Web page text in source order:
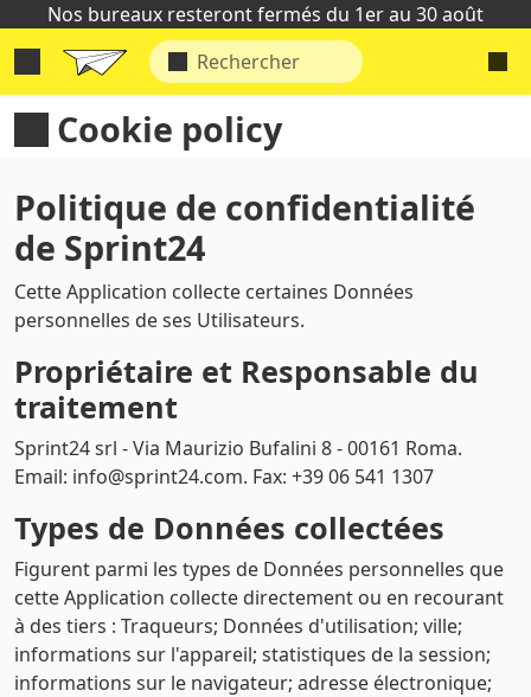
Nos bureaux resteront fermés du 1er au 30 août
Cookie policy
Politique de confidentialité
de Sprint24
Cette Application collecte certaines Données
personnelles de ses Utilisateurs.
Propriétaire et Responsable du
traitement
Sprint24 srl - Via Maurizio Bufalini 8 - 00161 Roma.
Email: info@sprint24.com. Fax: +39 06 541 1307
Types de Données collectées
Figurent parmi les types de Données personnelles que
cette Application collecte directement ou en recourant
à des tiers : Traqueurs; Données d'utilisation; ville;
informations sur l'appareil; statistiques de la session;
informations sur le navigateur; adresse électronique;